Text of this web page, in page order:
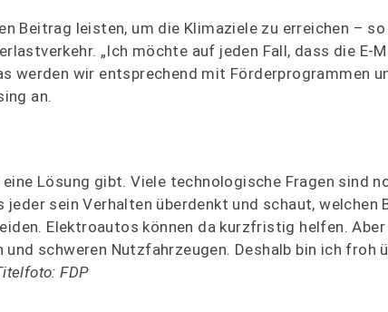
Beitrag leisten, um die Klimaziele zu erreichen –
„Ich möchte auf jeden Fall, dass die E-
werden wir entsprechend mit Förderprogrammen
an.
Lösung gibt. Viele technologische Fragen sind
sein Verhalten überdenkt und schaut, welchen
Elektroautos können da kurzfristig helfen.
schweren Nutzfahrzeugen. Deshalb bin ich froh
FDP